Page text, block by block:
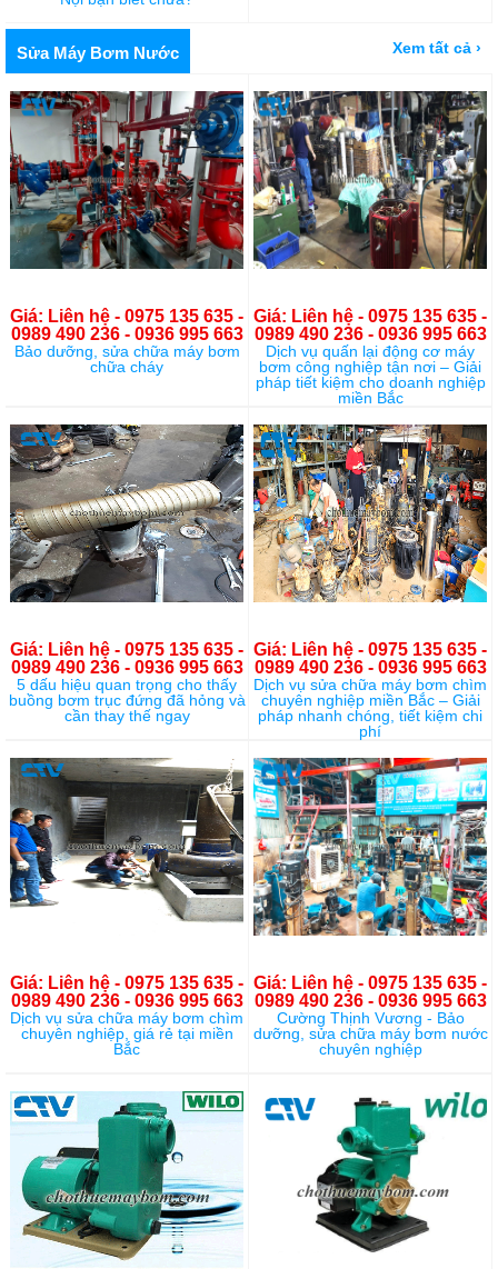
Sửa Máy Bơm Nước Xem tất cả ›
Giá: Liên hệ - 0975 135 635 -
0989 490 236 - 0936 995 663
Bảo dưỡng, sửa chữa máy bơm
chữa cháy
Giá: Liên hệ - 0975 135 635 -
0989 490 236 - 0936 995 663
Dịch vụ quấn lại động cơ máy
bơm công nghiệp tận nơi – Giải
pháp tiết kiệm cho doanh nghiệp
miền Bắc
Giá: Liên hệ - 0975 135 635 -
0989 490 236 - 0936 995 663
5 dấu hiệu quan trọng cho thấy
buồng bơm trục đứng đã hỏng và
cần thay thế ngay
Giá: Liên hệ - 0975 135 635 -
0989 490 236 - 0936 995 663
Dịch vụ sửa chữa máy bơm chìm
chuyên nghiệp miền Bắc – Giải
pháp nhanh chóng, tiết kiệm chi
phí
Giá: Liên hệ - 0975 135 635 -
0989 490 236 - 0936 995 663
Dịch vụ sửa chữa máy bơm chìm
chuyên nghiệp, giá rẻ tại miền
Bắc
Giá: Liên hệ - 0975 135 635 -
0989 490 236 - 0936 995 663
Cường Thịnh Vương - Bảo
dưỡng, sửa chữa máy bơm nước
chuyên nghiệp